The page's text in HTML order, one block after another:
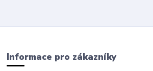
Informace pro zákazníky